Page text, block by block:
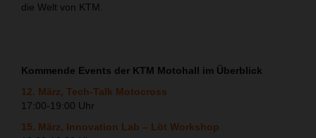
die Welt von KTM.
Kommende Events der KTM Motohall im Überblick
12. März, Tech-Talk Motocross
17:00-19:00 Uhr
15. März, Innovation Lab – Löt Workshop